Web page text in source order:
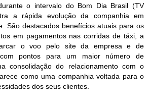
o intervalo do Bom Dia Brasil (TV
a rápida evolução da companhia em
São destacados benefícios atuais para os
em pagamentos nas corridas de táxi, a
o voo pelo site da empresa e de
pontos para um maior número de
consolidação do relacionamento com o
como uma companhia voltada para o
dos seus clientes.